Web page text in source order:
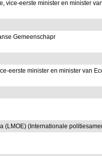
vice-eerste minister en minister
Gemeenschapr
eerste minister en minister van
(LMOE) (Internationale